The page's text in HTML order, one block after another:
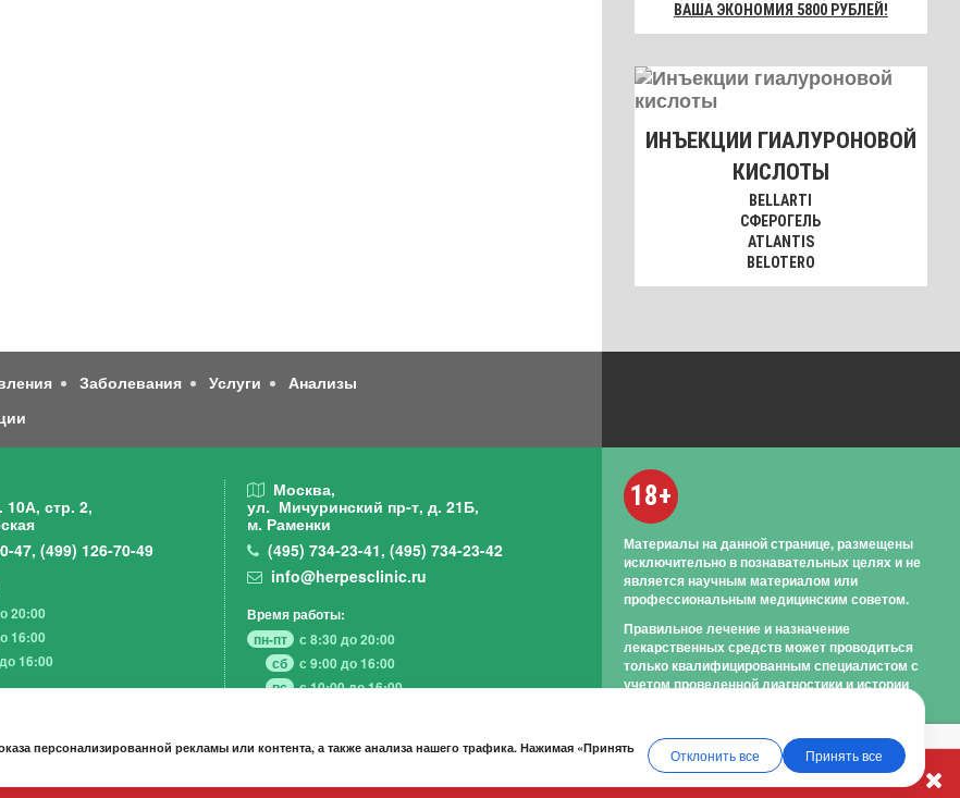
ВАША ЭКОНОМИЯ 5800 РУБЛЕЙ!
ИНЪЕКЦИИ ГИАЛУРОНОВОЙ
КИСЛОТЫ
BELLARTI
СФЕРОГЕЛЬ
ATLANTIS
BELOTERO
Заболевания Услуги
Анализы
10А, стр. 2,
47, (499) 126-70-49
20:00
16:00
16:00
Москва,
ул. Мичуринский пр-т, д. 21Б,
м. Раменки
(495)734-23-41,(495)734-23-42
info@herpesclinic.ru
Время работы:
пн-пт
с 8:30 до 20:00
сб
с 9:00 до 16:00
вс
с 10:00 до 16:00
18+
Материалы на данной странице, размещены
исключительно в познавательных целях и не
является научным материалом или
профессиональным медицинским советом.
Правильное лечение и назначение
лекарственных средств может проводиться
только квалифицированным специалистом с
учетом проведенной диагностики и истории
персонализированной рекламы или контента, а также анализа нашего трафика. Нажимая «Принять
Отклонить все Принять все